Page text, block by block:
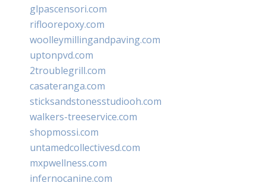
glpascensori.com
rifloorepoxy.com
woolleymillingandpaving.com
uptonpvd.com
2troublegrill.com
casateranga.com
sticksandstonesstudiooh.com
walkers-treeservice.com
shopmossi.com
untamedcollectivesd.com
mxpwellness.com
infernocanine.com